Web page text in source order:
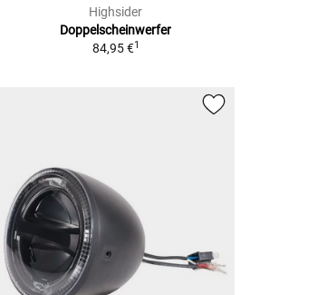
Highsider
Doppelscheinwerfer
84,95 €1